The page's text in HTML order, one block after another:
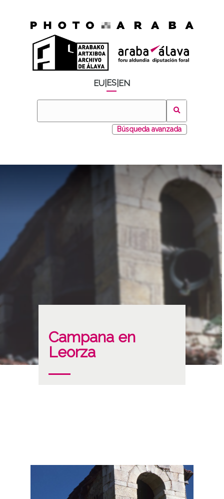
EU ES EN
Búsqueda avanzada
Campana en
Leorza